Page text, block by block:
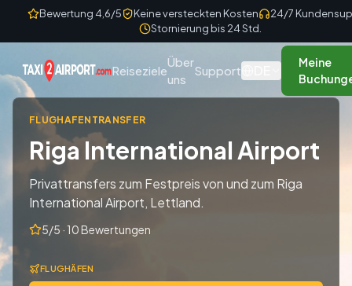
Skip to content
Bewertung 4,6/5 Keine versteckten Kosten
24/7
Stornierung bis 24 Std.
Reiseziele
Über
uns
Support
Meine
FLUGHAFENTRANSFER
Riga International Airport
Privattransfers zum Festpreis von und zum Riga
International Airport, Lettland.
5/5 · 10 Bewertungen
FLUGHÄFEN